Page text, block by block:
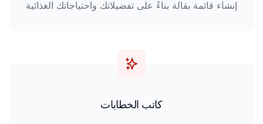
إنشاء قائمة بقالة بناءً على تفضيلاتك واحتياجاتك الغذائية
كاتب الخطابات